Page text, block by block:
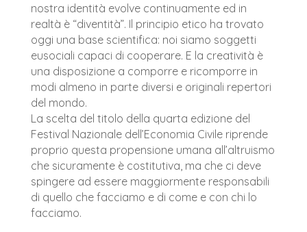
nostra identità evolve continuamente ed in
realtà è “diventità”. Il principio etico ha trovato
oggi una base scientifica: noi siamo soggetti
eusociali capaci di cooperare. E la creatività è
una disposizione a comporre e ricomporre in
modi almeno in parte diversi e originali repertori
del mondo.
La scelta del titolo della quarta edizione del
Festival Nazionale dell’Economia Civile riprende
proprio questa propensione umana all’altruismo
che sicuramente è costitutiva, ma che ci deve
spingere ad essere maggiormente responsabili
di quello che facciamo e di come e con chi lo
facciamo.